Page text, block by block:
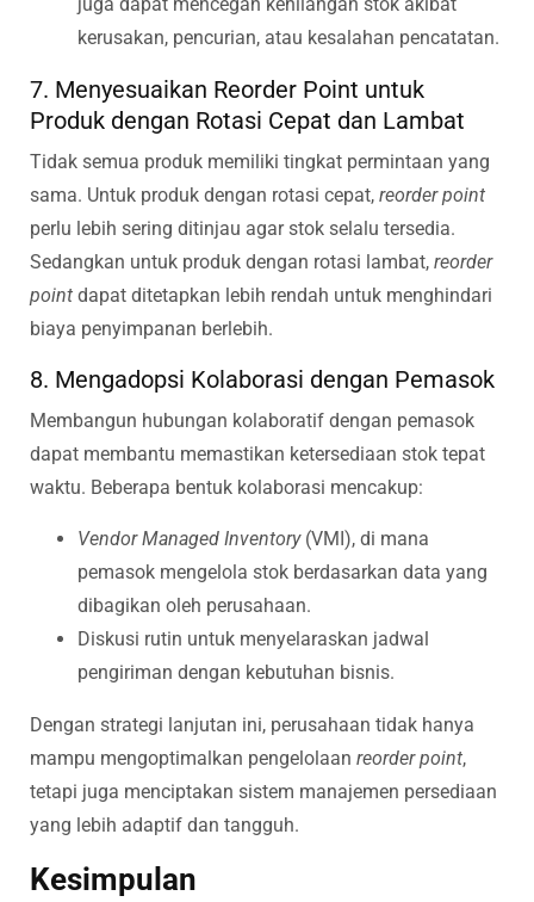
kerusakan, pencurian, atau kesalahan pencatatan.
7. Menyesuaikan Reorder Point untuk
Produk dengan Rotasi Cepat dan Lambat
Tidak semua produk memiliki tingkat permintaan yang
sama. Untuk produk dengan rotasi cepat, reorder point
perlu lebih sering ditinjau agar stok selalu tersedia.
Sedangkan untuk produk dengan rotasi lambat, reorder
point dapat ditetapkan lebih rendah untuk menghindari
biaya penyimpanan berlebih.
8. Mengadopsi Kolaborasi dengan Pemasok
Membangun hubungan kolaboratif dengan pemasok
dapat membantu memastikan ketersediaan stok tepat
waktu. Beberapa bentuk kolaborasi mencakup:
Vendor Managed Inventory(VMI), di mana
pemasok mengelola stok berdasarkan data yang
dibagikan oleh perusahaan.
Diskusi rutin untuk menyelaraskan jadwal
pengiriman dengan kebutuhan bisnis.
Dengan strategi lanjutan ini, perusahaan tidak hanya
mampu mengoptimalkan pengelolaan reorder point,
tetapi juga menciptakan sistem manajemen persediaan
yang lebih adaptif dan tangguh.
Kesimpulan